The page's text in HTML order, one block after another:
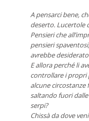
A pensarci bene,
deserto. Lucertole
Pensieri che
pensieri
avrebbe
E allora perché li
controllare i propri
alcune
saltando fuori
serpi?
Chissà da dove